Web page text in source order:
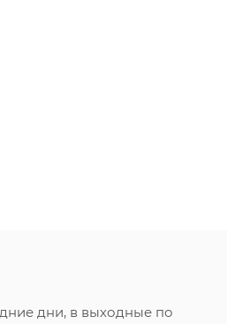
дни, в выходные по